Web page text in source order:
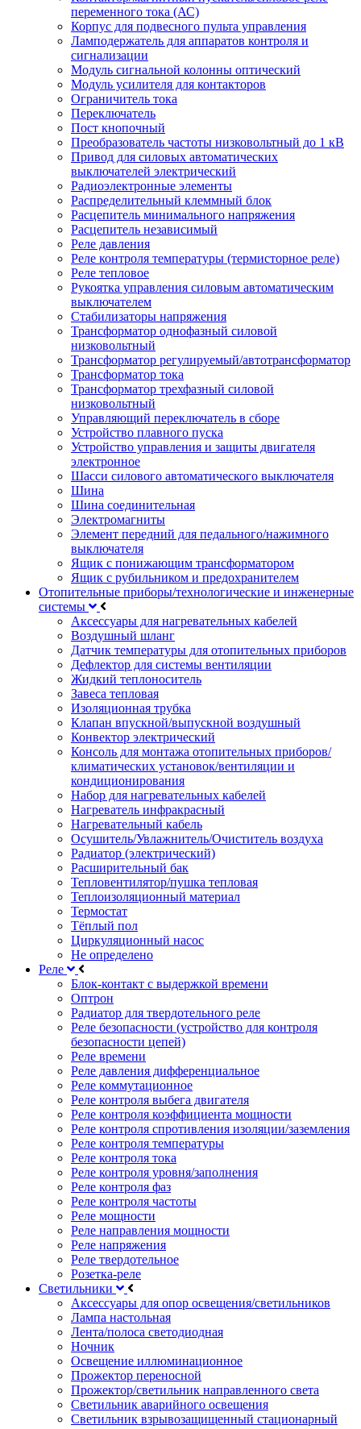
переменного тока (АС)
Корпус для подвесного пульта управления
Ламподержатель для аппаратов контроля и
сигнализации
Модуль сигнальной колонны оптический
Модуль усилителя для контакторов
Ограничитель тока
Переключатель
Пост кнопочный
Преобразователь частоты низковольтный до 1 кВ
Привод для силовых автоматических
выключателей электрический
Радиоэлектронные элементы
Распределительный клеммный блок
Расцепитель минимального напряжения
Расцепитель независимый
Реле давления
Реле контроля температуры (термисторное реле)
Реле тепловое
Рукоятка управления силовым автоматическим
выключателем
Стабилизаторы напряжения
Трансформатор однофазный силовой
низковольтный
Трансформатор регулируемый/автотрансформатор
Трансформатор тока
Трансформатор трехфазный силовой
низковольтный
Управляющий переключатель в сборе
Устройство плавного пуска
Устройство управления и защиты двигателя
электронное
Шасси силового автоматического выключателя
Шина
Шина соединительная
Электромагниты
Элемент передний для педального/нажимного
выключателя
Ящик с понижающим трансформатором
Ящик с рубильником и предохранителем
Отопительные приборы/технологические и инженерные
системы
Аксессуары для нагревательных кабелей
Воздушный шланг
Датчик температуры для отопительных приборов
Дефлектор для системы вентиляции
Жидкий теплоноситель
Завеса тепловая
Изоляционная трубка
Клапан впускной/выпускной воздушный
Конвектор электрический
Консоль для монтажа отопительных приборов/
климатических установок/вентиляции и
кондиционирования
Набор для нагревательных кабелей
Нагреватель инфракрасный
Нагревательный кабель
Осушитель/Увлажнитель/Очиститель воздуха
Радиатор (электрический)
Расширительный бак
Тепловентилятор/пушка тепловая
Теплоизоляционный материал
Термостат
Тёплый пол
Циркуляционный насос
Не определено
Реле
Блок-контакт с выдержкой времени
Оптрон
Радиатор для твердотельного реле
Реле безопасности (устройство для контроля
безопасности цепей)
Реле времени
Реле давления дифференциальное
Реле коммутационное
Реле контроля выбега двигателя
Реле контроля коэффициента мощности
Реле контроля спротивления изоляции/заземления
Реле контроля температуры
Реле контроля тока
Реле контроля уровня/заполнения
Реле контроля фаз
Реле контроля частоты
Реле мощности
Реле направления мощности
Реле напряжения
Реле твердотельное
Розетка-реле
Светильники
Аксессуары для опор освещения/светильников
Лампа настольная
Лента/полоса светодиодная
Ночник
Освещение иллюминационное
Прожектор переносной
Прожектор/светильник направленного света
Светильник аварийного освещения
Светильник взрывозащищенный стационарный